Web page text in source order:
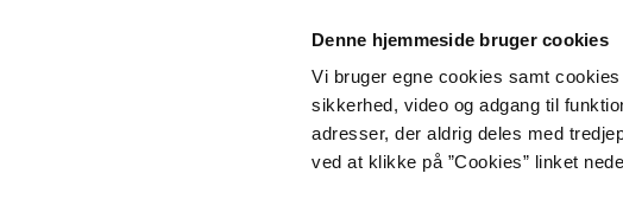
Denne hjemmeside bruger cookies
Vi bruger egne cookies samt
sikkerhed, video og adgang til
adresser, der aldrig deles med
ved at klikke på ”Cookies” linket